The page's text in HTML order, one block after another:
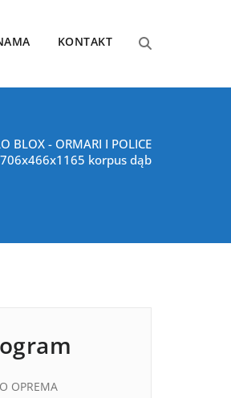
KONTAKT
BLOX - ORMARI I POLICE
706x466x1165 korpus dąb
OPREMA